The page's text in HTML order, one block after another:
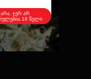
არა, ჯერ არ
18 წელი